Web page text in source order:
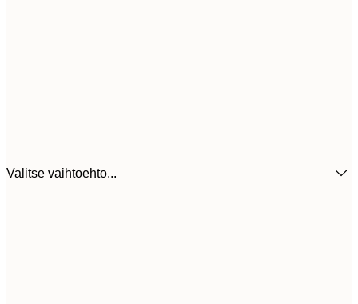
Valitse vaihtoehto...